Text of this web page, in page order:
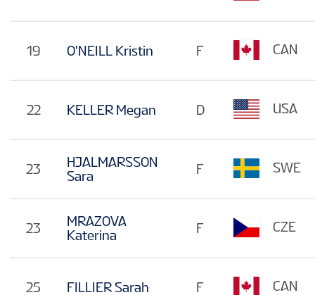
19 O'NEILL Kristin
22 KELLER Megan
23
HJALMARSSON
Sara
23
MRAZOVA
Katerina
25 FILLIER Sarah
F CAN
D USA
F SWE
F CZE
F CAN